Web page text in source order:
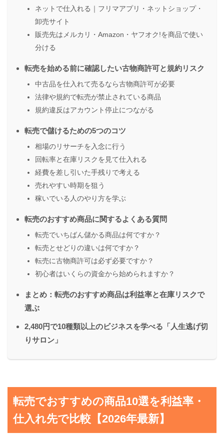
ネットで仕入れる｜フリマアプリ・ネットショップ・
卸売サイト
販売先はメルカリ・Amazon・ヤフオク!を商品で使い
分ける
転売を始める前に確認したい古物商許可と規約リスク
中古品を仕入れて売るなら古物商許可が必要
法律や規約で転売が禁止されている商品
規約違反はアカウント停止につながる
転売で儲けるための5つのコツ
相場のリサーチを入念に行う
回転率と在庫リスクを見て仕入れる
経費を差し引いた手残りで考える
売れやすい時期を狙う
稼いでいる人のやり方を学ぶ
転売のおすすめ商品に関するよくある質問
転売でいちばん儲かる商品は何ですか？
転売とせどりの違いは何ですか？
転売に古物商許可は必ず必要ですか？
初心者はいくらの資金から始められますか？
まとめ：転売のおすすめ商品は利益率と在庫リスクで
選ぶ
2,480円で10種類以上のビジネスを学べる「人生逃げ切
りサロン」
転売でおすすめの商品10選を利益率・
仕入れ先で比較【2026年最新】